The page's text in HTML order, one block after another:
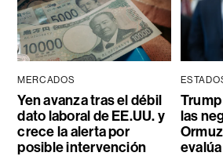
MERCADOS
Yen avanza tras el débil
dato laboral de EE.UU. y
crece la alerta por
posible intervención
las